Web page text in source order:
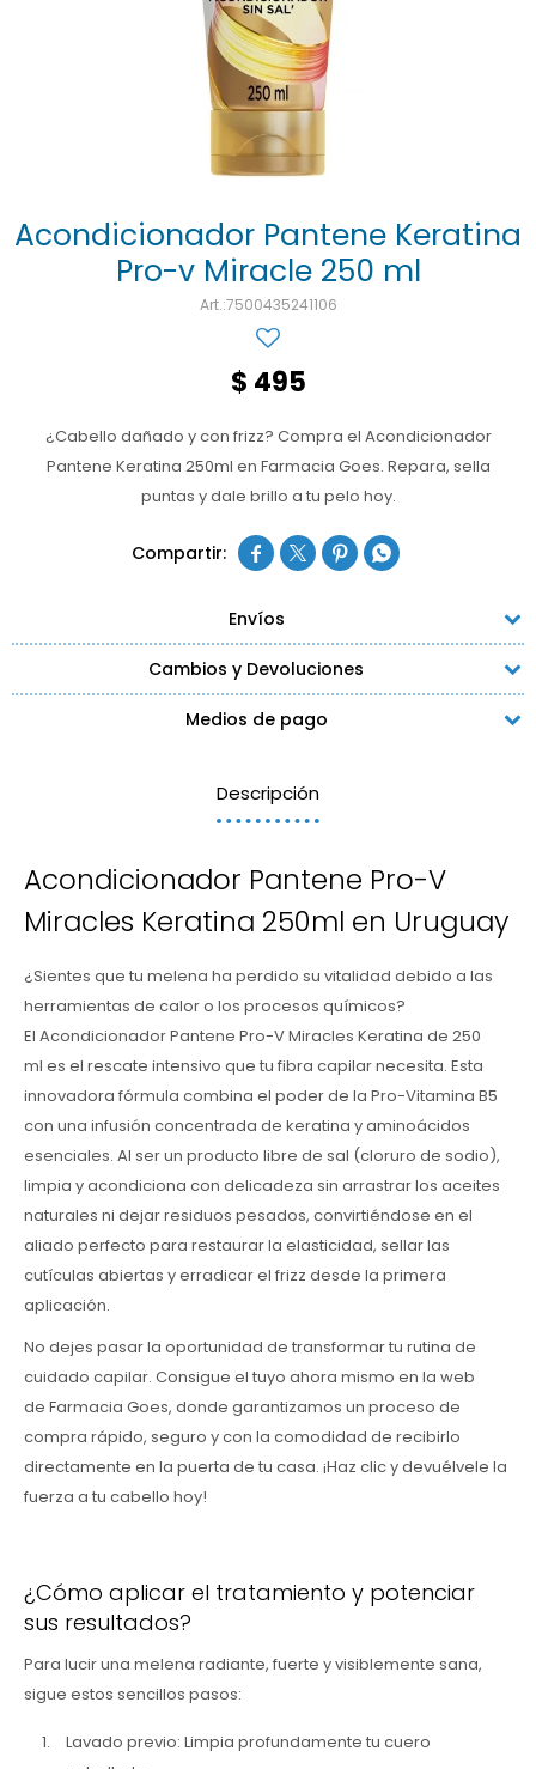
Acondicionador Pantene Keratina
Pro-v Miracle 250 ml
7500435241106
$ 495
¿Cabello dañado y con frizz? Compra el Acondicionador
Pantene Keratina 250ml en Farmacia Goes. Repara, sella
puntas y dale brillo a tu pelo hoy.
   
Envíos
Cambios y Devoluciones
Medios de pago
Descripción
Acondicionador Pantene Pro-V
Miracles Keratina 250ml en Uruguay
¿Sientes que tu melena ha perdido su vitalidad debido a las
herramientas de calor o los procesos químicos?
El Acondicionador Pantene Pro-V Miracles Keratina de 250
ml es el rescate intensivo que tu fibra capilar necesita. Esta
innovadora fórmula combina el poder de la Pro-Vitamina B5
con una infusión concentrada de keratina y aminoácidos
esenciales. Al ser un producto libre de sal (cloruro de sodio),
limpia y acondiciona con delicadeza sin arrastrar los aceites
naturales ni dejar residuos pesados, convirtiéndose en el
aliado perfecto para restaurar la elasticidad, sellar las
cutículas abiertas y erradicar el frizz desde la primera
aplicación.
No dejes pasar la oportunidad de transformar tu rutina de
cuidado capilar. Consigue el tuyo ahora mismo en la web
de Farmacia Goes, donde garantizamos un proceso de
compra rápido, seguro y con la comodidad de recibirlo
directamente en la puerta de tu casa. ¡Haz clic y devuélvele la
fuerza a tu cabello hoy!
¿Cómo aplicar el tratamiento y potenciar
sus resultados?
Para lucir una melena radiante, fuerte y visiblemente sana,
sigue estos sencillos pasos:
Lavado previo: Limpia profundamente tu cuero
Test de autodiagnóstico
Productos fraccionados
Salud sexual y reproductiva
Alimentación